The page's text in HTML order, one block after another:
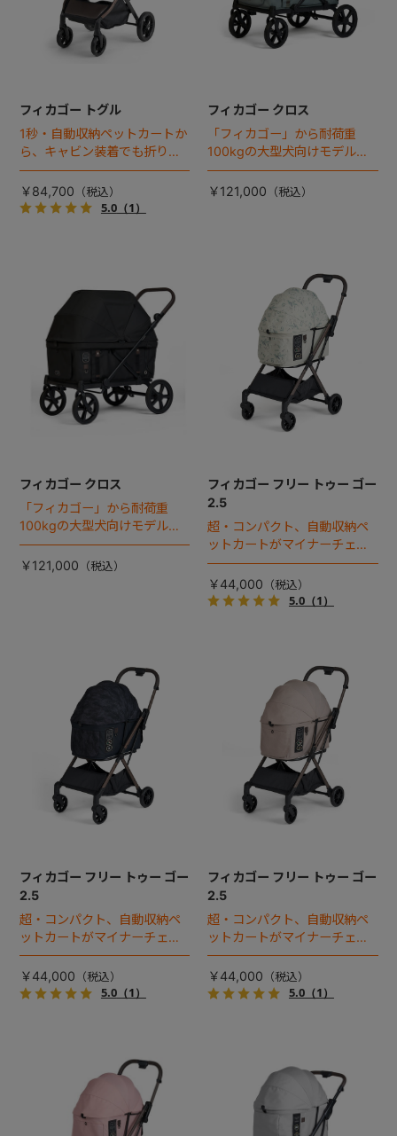
フィカゴー トグル
1秒・自動収納ペットカートか
ら、キャビン装着でも折りた
ためるモデルが登場！
￥84,700
5.0（1）
フィカゴー クロス
「フィカゴー」から耐荷重
100kgの大型犬向けモデルが
登場。
￥121,000
フィカゴー クロス
「フィカゴー」から耐荷重
100kgの大型犬向けモデルが
登場。
￥121,000
フィカゴー フリー トゥー ゴー
2.5
超・コンパクト、自動収納ペ
ットカートがマイナーチェン
ジ！
￥44,000
5.0（1）
フィカゴー フリー トゥー ゴー
2.5
超・コンパクト、自動収納ペ
ットカートがマイナーチェン
ジ！
￥44,000
5.0（1）
フィカゴー フリー トゥー ゴー
2.5
超・コンパクト、自動収納ペ
ットカートがマイナーチェン
ジ！
￥44,000
5.0（1）